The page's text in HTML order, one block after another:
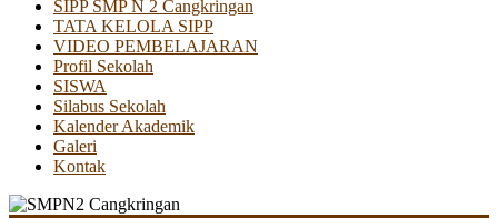
SIPP SMP N 2 Cangkringan
TATA KELOLA SIPP
VIDEO PEMBELAJARAN
Profil Sekolah
SISWA
Silabus Sekolah
Kalender Akademik
Galeri
Kontak